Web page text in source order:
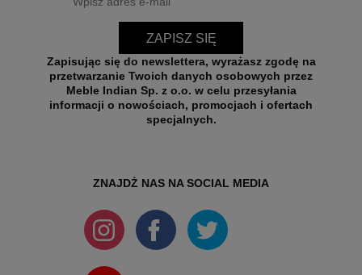
ZAPISZ SIĘ
Zapisując się do newslettera, wyrażasz zgodę na
przetwarzanie Twoich danych osobowych przez
Meble Indian Sp. z o.o. w celu przesyłania
informacji o nowościach, promocjach i ofertach
specjalnych.
ZNAJDŻ NAS NA SOCIAL MEDIA